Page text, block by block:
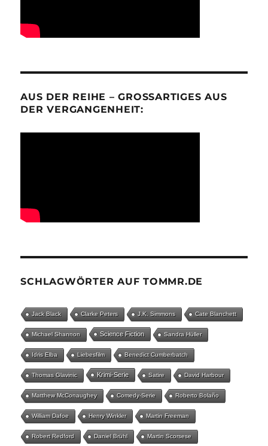
AUS DER REIHE – GROSSARTIGES AUS D
ER VERGANGENHEIT:
SCHLAGWÖRTER AUF TOMMR.DE
Jack Black Clarke Peters J.K. Simmons Cate Blanchett
Michael Shannon Science Fiction Sandra Hüller
Idris Elba Liebesfilm Benedict Cumberbatch
Thomas Glavinic Krimi-Serie Satire David Harbour
Matthew McConaughey Comedy-Serie Roberto Bolaño
William Dafoe Henry Winkler Martin Freeman
Robert Redford Daniel Brühl Martin Scorsese